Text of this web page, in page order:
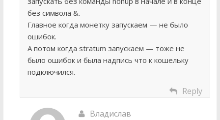
без символа &.
Главное когда монетку запускаем — не было
ошибок.
А потом когда stratum запускаем — тоже не
было ошибок и была надпись что к кошельку
подключился.
Reply
Владислав